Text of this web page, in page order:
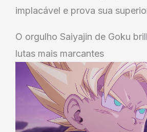
implacável e prova sua
O orgulho Saiyajin de Goku
lutas mais marcantes